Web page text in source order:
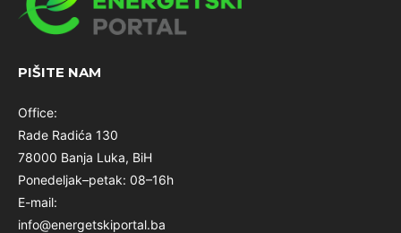
PIŠITE NAM
Office:
Rade Radića 130
78000 Banja Luka, BiH
Ponedeljak–petak: 08–16h
E-mail:
info@energetskiportal.ba